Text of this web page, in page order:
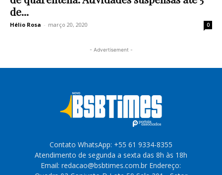
de...
Hélio Rosa - março 20, 2020 0
- Advertisement -
Contato WhatsApp: +55 61 9334-8355
Atendimento de segunda a sexta das 8h às 18h
Email: redacao@bsbtimes.com.br Endereço: